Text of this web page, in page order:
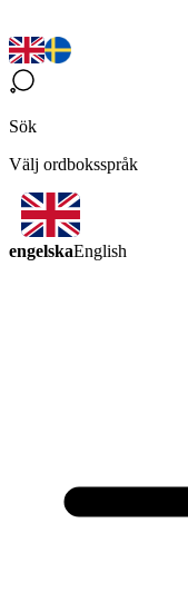
Sök
Välj ordboksspråk
engelskaEnglish